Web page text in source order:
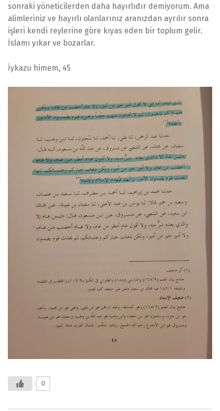
sonraki yöneticilerden daha hayırlıdır demiyorum. Ama
alimleriniz ve hayırlı olanlarınız aranızdan ayrılır sonra
işleri kendi reylerine göre kıyas eden bir toplum gelir.
İslamı yıkar ve bozarlar.
İykazu himem, 45
0